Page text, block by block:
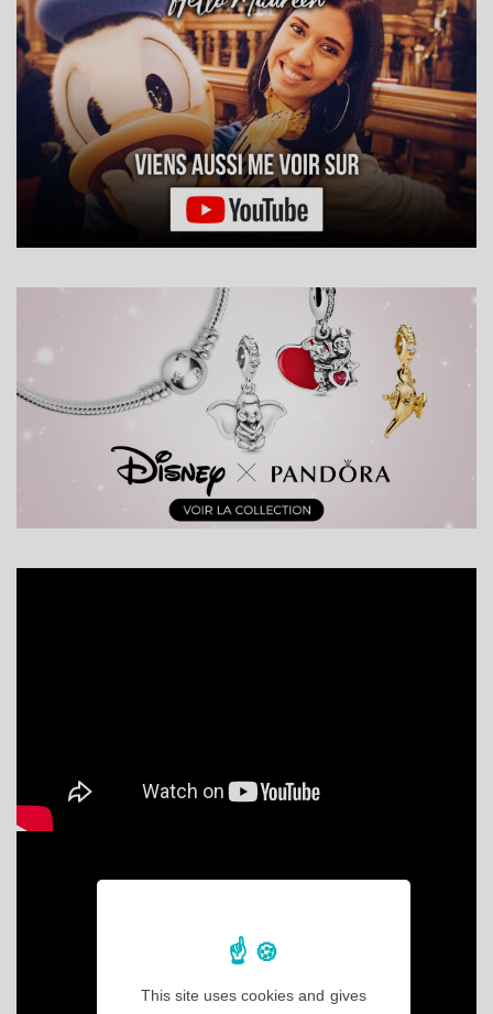
This site uses cookies and gives